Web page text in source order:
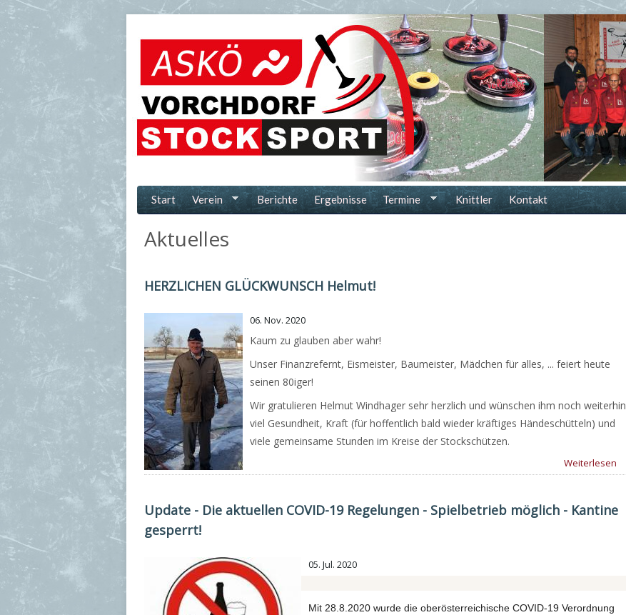
Direkt zum Inhalt
Start Verein Berichte Ergebnisse Termine Knittler Kontakt
Aktuelles
HERZLICHEN GLÜCKWUNSCH Helmut!
06. Nov. 2020
Kaum zu glauben aber wahr!
Unser Finanzrefernt, Eismeister, Baumeister, Mädchen für alles, ... feiert heute
seinen 80iger!
Wir gratulieren Helmut Windhager sehr herzlich und wünschen ihm noch weiterhin
viel Gesundheit, Kraft (für hoffentlich bald wieder kräftiges Händeschütteln) und
viele gemeinsame Stunden im Kreise der Stockschützen.
Weiterlesen
Update - Die aktuellen COVID-19 Regelungen - Spielbetrieb möglich - Kantine
gesperrt!
05. Jul. 2020
Mit 28.8.2020 wurde die oberösterreichische COVID-19 Verordnung